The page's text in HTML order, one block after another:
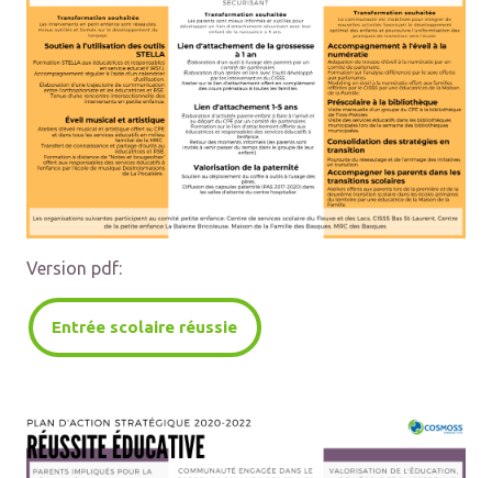
Version pdf:
Entrée scolaire réussie